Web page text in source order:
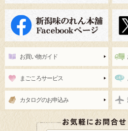
お買い物ガイド
まごころサービス
カタログのお申込み